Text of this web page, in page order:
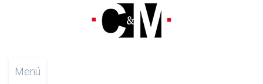
Menú